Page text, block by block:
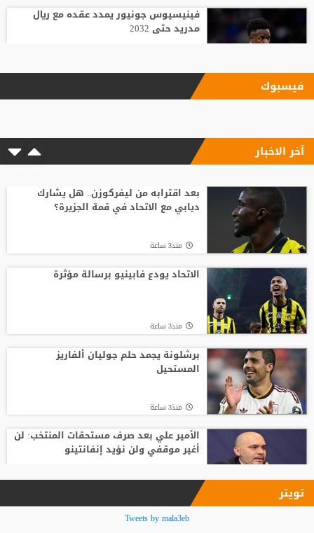
فينيسيوس جونيور يمدد عقده مع ريال
مدريد حتى 2032
بعد رفض السعودية.. نادٍ فرنسي يتوصل
رودري يحسم قراره ويختار وجهته المقبلة
تصريح رسمي يعقد مهمة برشلونة في
صفقة المستقبل
صدام في تدريبات أتلتيكو.. ألفاريز يطالب
سيميوني بتسهيل رحيله لبرشلونة
فيسبوك
آخر الاخبار
بعد اقترابه من ليفركوزن.. هل يشارك
ديابي مع الاتحاد في قمة الجزيرة؟
منذ3 ساعة
الاتحاد يودع فابينيو برسالة مؤثرة
منذ3 ساعة
برشلونة يجمد حلم جوليان ألفاريز
المستحيل
منذ3 ساعة
الأمير علي بعد صرف مستحقات المنتخب: لن
أغير موقفي ولن نؤيد إنفانتينو
فينيسيوس جونيور يمدد عقده مع ريال
تويتر
Tweets by mala3eb